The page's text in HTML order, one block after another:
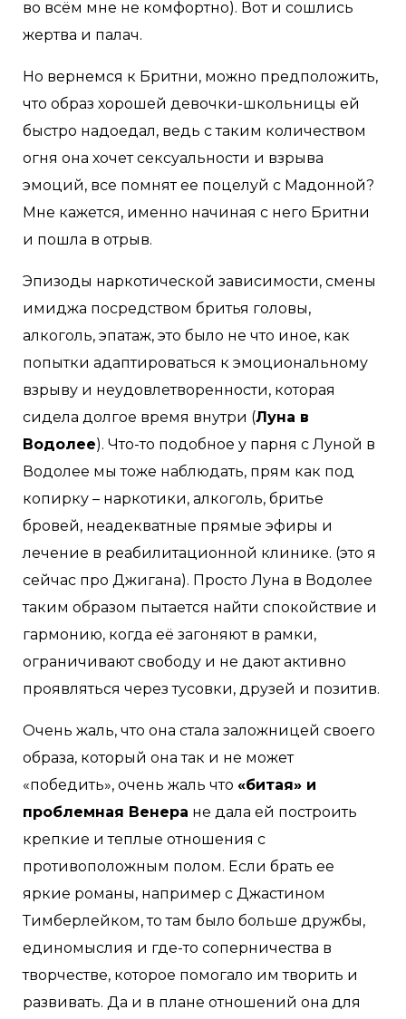
во всём мне не комфортно). Вот и сошлись
жертва и палач.
Но вернемся к Бритни, можно предположить,
что образ хорошей девочки-школьницы ей
быстро надоедал, ведь с таким количеством
огня она хочет сексуальности и взрыва
эмоций, все помнят ее поцелуй с Мадонной?
Мне кажется, именно начиная с него Бритни
и пошла в отрыв.
Эпизоды наркотической зависимости, смены
имиджа посредством бритья головы,
алкоголь, эпатаж, это было не что иное, как
попытки адаптироваться к эмоциональному
взрыву и неудовлетворенности, которая
сидела долгое время внутри (Луна в
Водолее). Что-то подобное у парня с Луной в
Водолее мы тоже наблюдать, прям как под
копирку – наркотики, алкоголь, бритье
бровей, неадекватные прямые эфиры и
лечение в реабилитационной клинике. (это я
сейчас про Джигана). Просто Луна в Водолее
таким образом пытается найти спокойствие и
гармонию, когда её загоняют в рамки,
ограничивают свободу и не дают активно
проявляться через тусовки, друзей и позитив.
Очень жаль, что она стала заложницей своего
образа, который она так и не может
«победить», очень жаль что «битая» и
проблемная Венера не дала ей построить
крепкие и теплые отношения с
противоположным полом. Если брать ее
яркие романы, например с Джастином
Тимберлейком, то там было больше дружбы,
единомыслия и где-то соперничества в
творчестве, которое помогало им творить и
развивать. Да и в плане отношений она для